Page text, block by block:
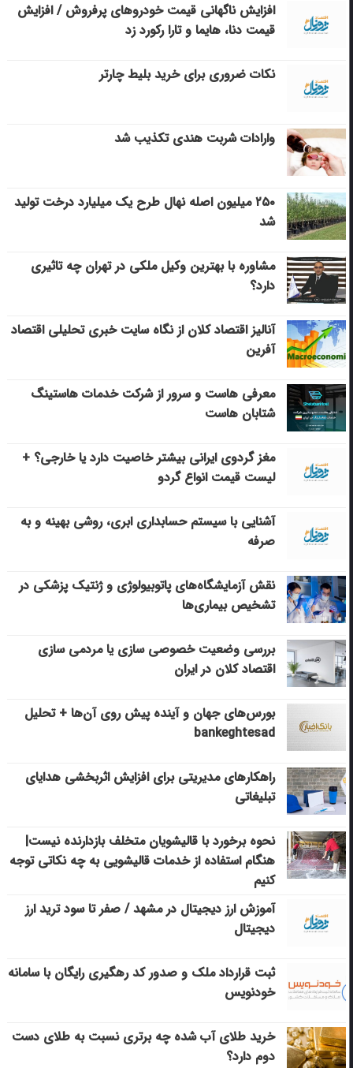
افزایش ناگهانی قیمت خودروهای پرفروش / افزایش
قیمت دنا، هایما و تارا رکورد زد
نکات ضروری برای خرید بلیط چارتر
وارادات شربت هندی تکذیب شد
۲۵۰ میلیون اصله نهال طرح یک میلیارد درخت تولید
شد
مشاوره با بهترین وکیل ملکی در تهران چه تاثیری
دارد؟
آنالیز اقتصاد کلان از نگاه سایت خبری تحلیلی اقتصاد
آفرین
معرفی هاست و سرور از شرکت خدمات هاستینگ
شتابان هاست
مغز گردوی ایرانی بیشتر خاصیت دارد یا خارجی؟ +
لیست قیمت انواع گردو
آشنایی با سیستم حسابداری ابری، روشی بهینه و به
صرفه
نقش آزمایشگاه‌های پاتوبیولوژی و ژنتیک پزشکی در
تشخیص بیماری‌ها
بررسی وضعیت خصوصی سازی یا مردمی سازی
اقتصاد کلان در ایران
بورس‌های جهان و آینده پیش روی آن‌ها + تحلیل
bankeghtesad
راهکارهای مدیریتی برای افزایش اثربخشی هدایای
تبلیغاتی
نحوه برخورد با قالیشویان متخلف بازدارنده نیست|
هنگام استفاده از خدمات قالیشویی به چه نکاتی توجه
کنیم
آموزش ارز دیجیتال در مشهد / صفر تا سود ترید ارز
دیجیتال
ثبت قرارداد ملک و صدور کد رهگیری رایگان با سامانه
خودنویس
خرید طلای آب شده چه برتری نسبت به طلای دست
دوم دارد؟